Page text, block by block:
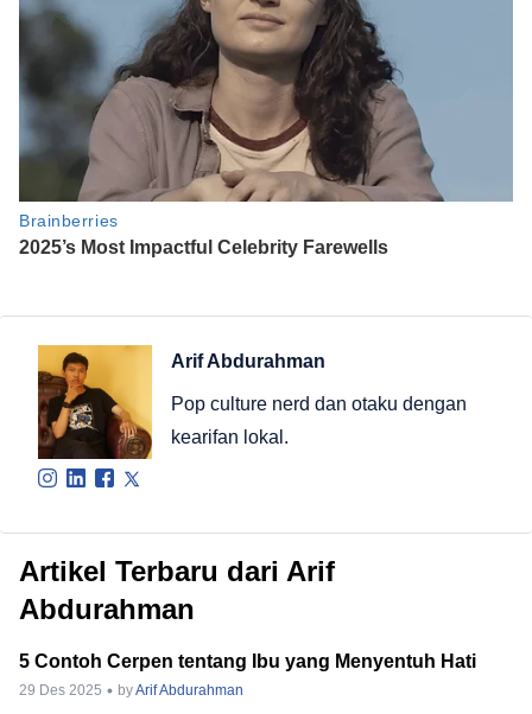
Arif Abdurahman
Pop culture nerd dan otaku dengan
kearifan lokal.
Artikel Terbaru dari Arif
Abdurahman
5 Contoh Cerpen tentang Ibu yang Menyentuh Hati
29 Des 2025 byArif Abdurahman